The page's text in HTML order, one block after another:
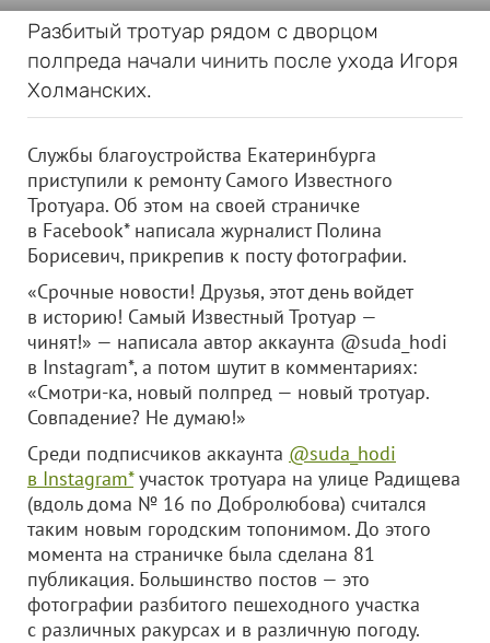
Разбитый тротуар рядом с дворцом
полпреда начали чинить после ухода Игоря
Холманских.
Службы благоустройства Екатеринбурга
приступили к ремонту Самого Известного
Тротуара. Об этом на своей страничке
в Facebook* написала журналист Полина
Борисевич, прикрепив к посту фотографии.
«Срочные новости! Друзья, этот день войдет
в историю! Самый Известный Тротуар —
чинят!» — написала автор аккаунта @suda_hodi
в Instagram*, а потом шутит в комментариях:
«Смотри-ка, новый полпред — новый тротуар.
Совпадение? Не думаю!»
Среди подписчиков аккаунта @suda_hodi
в Instagram*участок тротуара на улице Радищева
(вдоль дома № 16 по Добролюбова) считался
таким новым городским топонимом. До этого
момента на страничке была сделана 81
публикация. Большинство постов — это
фотографии разбитого пешеходного участка
с различных ракурсах и в различную погоду.